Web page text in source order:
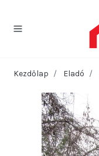
Kezdőlap Eladó